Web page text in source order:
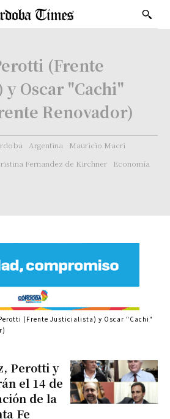
(Frente
Oscar "Cachi"
Renovador)
Argentina
Mauricio Macri
Fernandez de Kirchner
Economía
Perotti y
el 14 de
de la
Fe
(Frente Justicialista) y Oscar "Cachi"